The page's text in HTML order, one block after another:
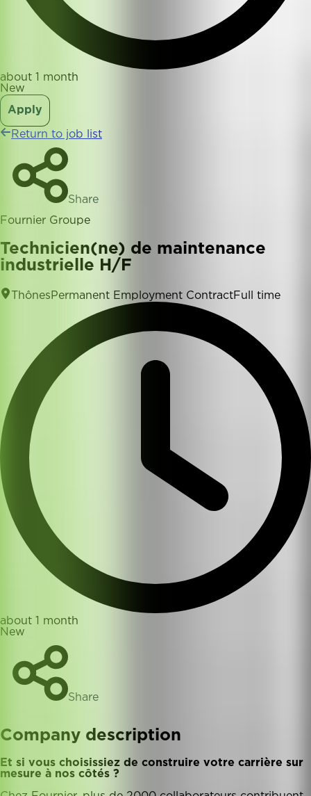
about 1 month
New
Apply
Return to job list
Share
Fournier Groupe
Technicien(ne) de maintenance
industrielle H/F
Thônes Permanent Employment ContractFull time
about 1 month
New
Share
Company description
Et si vous choisissiez de construire votre carrière sur
mesure à nos côtés ?